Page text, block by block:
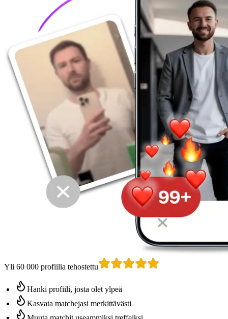
Yli 60 000 profiilia tehostettu
Hanki profiili, josta olet ylpeä
Kasvata matchejasi merkittävästi